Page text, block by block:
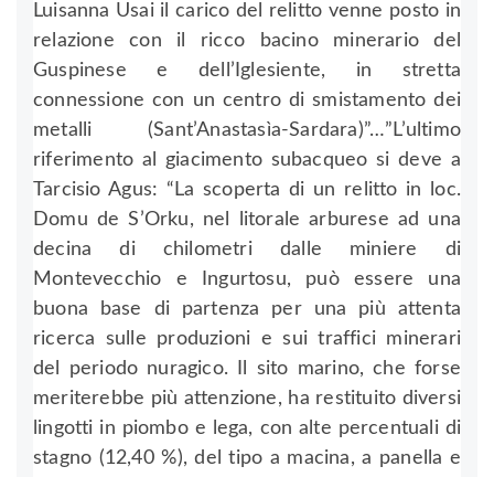
Luisanna Usai il carico del relitto venne posto in
relazione con il ricco bacino minerario del
Guspinese e dell’Iglesiente, in stretta
connessione con un centro di smistamento dei
metalli (Sant’Anastasìa-Sardara)”…”L’ultimo
riferimento al giacimento subacqueo si deve a
Tarcisio Agus: “La scoperta di un relitto in loc.
Domu de S’Orku, nel litorale arburese ad una
decina di chilometri dalle miniere di
Montevecchio e Ingurtosu, può essere una
buona base di partenza per una più attenta
ricerca sulle produzioni e sui traffici minerari
del periodo nuragico. Il sito marino, che forse
meriterebbe più attenzione, ha restituito diversi
lingotti in piombo e lega, con alte percentuali di
stagno (12,40 %), del tipo a macina, a panella e